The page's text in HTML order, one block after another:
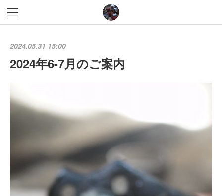
2024.05.31 15:00
2024年6-7月のご案内